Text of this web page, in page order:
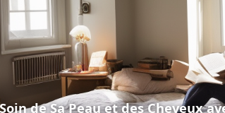
de Sa Peau et des Cheveux